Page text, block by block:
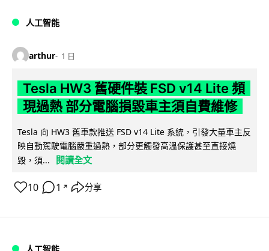
人工智能
arthur 1 日
Tesla HW3 舊硬件裝 FSD v14 Lite 頻
現過熱 部分電腦損毀車主須自費維修
Tesla 向 HW3 舊車款推送 FSD v14 Lite 系統，引發大量車主反
映自動駕駛電腦嚴重過熱，部分更觸發高溫保護甚至直接燒
毀，須...
閱讀全文
10 1 ↗ 分享